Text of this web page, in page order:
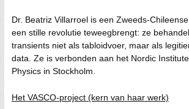
Dr. Beatriz Villarroel is een Zweeds-
een stille revolutie teweegbrengt: ze
transients niet als tabloidvoer, maar als
data. Ze is verbonden aan het Nordic
Physics in Stockholm.
Het VASCO-project (kern van haar werk)